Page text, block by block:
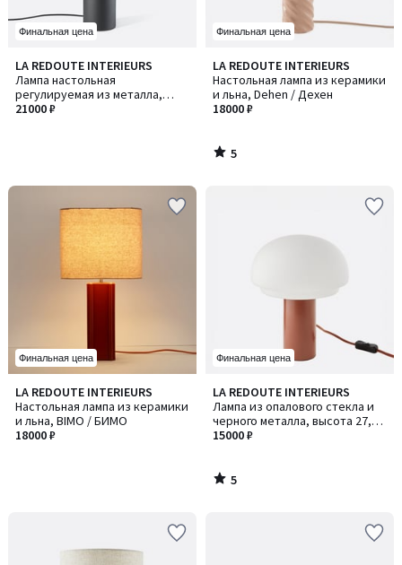
Финальная цена
LA REDOUTE INTERIEURS
Лампа настольная
регулируемая из металла,
Zinor / Зинор
21000 ₽
Финальная цена
LA REDOUTE INTERIEURS
Настольная лампа из керамики
и льна, Dehen / Дехен
18000 ₽
5
/
5
5
/
Финальная цена
LA REDOUTE INTERIEURS
Настольная лампа из керамики
и льна, BIMO / БИМО
18000 ₽
Финальная цена
LA REDOUTE INTERIEURS
Лампа из опалового стекла и
черного металла, высота 27,5
см, Agathilda / Агатильда
15000 ₽
5
/
5
5
/